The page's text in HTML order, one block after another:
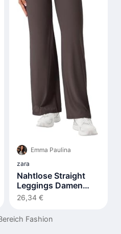
Emma Paulina
zara
Nahtlose Straight
Leggings Damen
Hohe Taille Flared
26,34 €
Fashion